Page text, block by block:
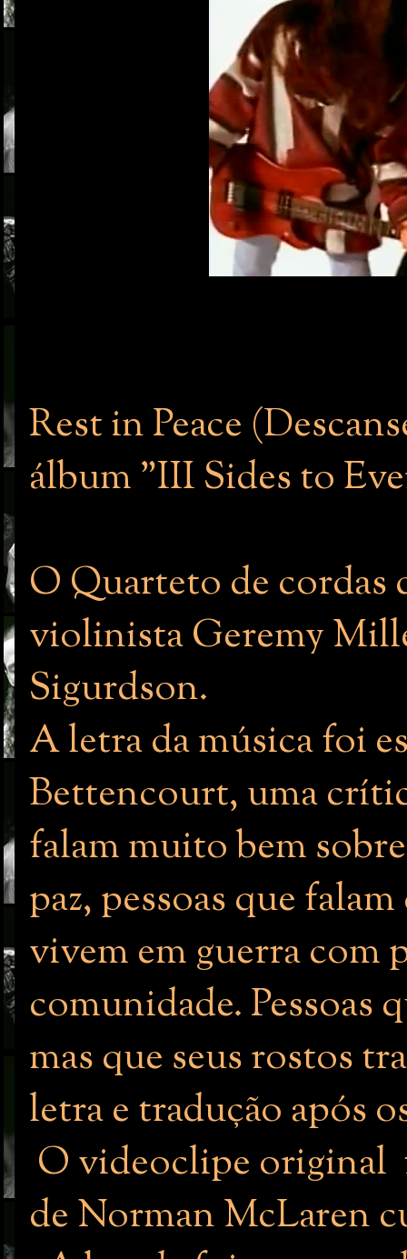
Rest in Peace
álbum "III Sides to
O Quarteto de cordas
violinista Geremy
Sigurdson.
A letra da música foi
Bettencourt, uma
falam muito bem
paz, pessoas que
vivem em guerra com
comunidade. Pessoas
mas que seus rostos
letra e tradução após
O videoclipe original
de Norman McLaren